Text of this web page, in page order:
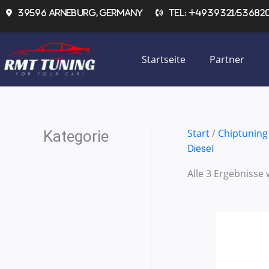
Zum39596 Arneburg, Germany Tel: +4939321/
Startseite Partner
Kategorie Start/ Chiptuning
Diesel
Alle 3 Ergebnisse